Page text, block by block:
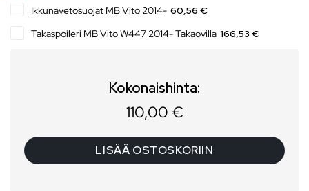
Ikkunavetosuojat MB Vito 2014- 60,56 €
Takaspoileri MB Vito W447 2014- Takaovilla 166,53 €
Kokonaishinta:
110,00 €
LISÄÄ OSTOSKORIIN